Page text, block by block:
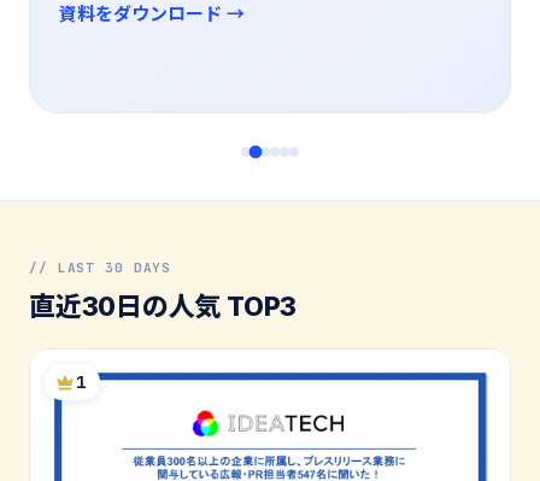
資料をダウンロード →
// LAST 30 DAYS
直近30日の人気 TOP3
1